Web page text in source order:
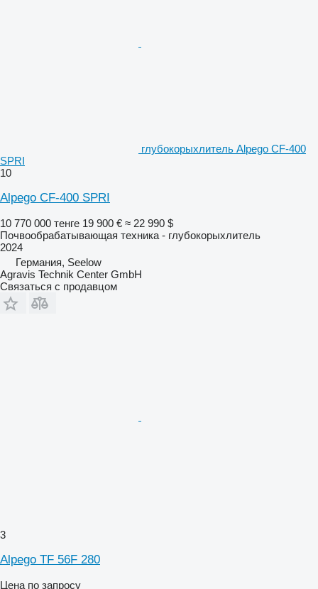
глубокорыхлитель Alpego CF-400
SPRI
10
Alpego CF-400 SPRI
10 770 000 тенге 19 900 € ≈ 22 990 $
Почвообрабатывающая техника - глубокорыхлитель
2024
Германия, Seelow
Agravis Technik Center GmbH
Связаться с продавцом
3
Alpego TF 56F 280
Цена по запросу